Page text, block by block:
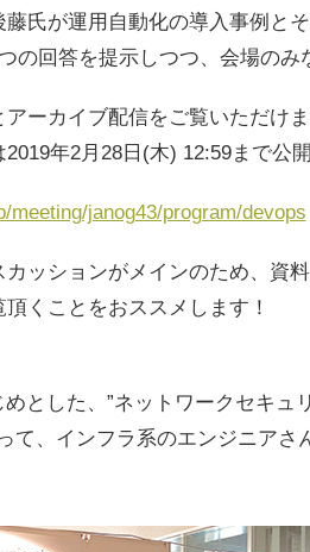
氏が運用自動化の導入事例と
の回答を提示しつつ、会場のみ
ーカイブ配信をご覧いただけま
年2月28日(木) 12:59まで公開
meeting/janog43/program/devops
ッションがメインのため、資
くことをおススメします！
とした、”ネットワークセキュ
て、インフラ系のエンジニア